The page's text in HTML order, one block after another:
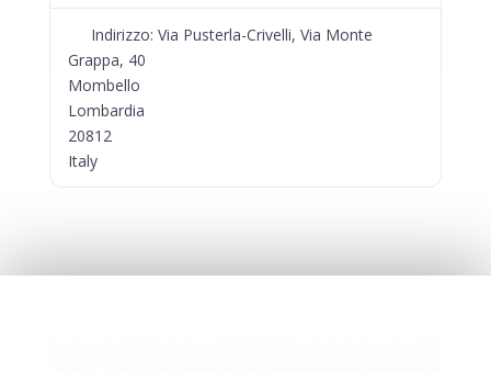
Indirizzo:Via Pusterla-Crivelli, Via Monte
Grappa, 40
Mombello
Lombardia
20812
Italy